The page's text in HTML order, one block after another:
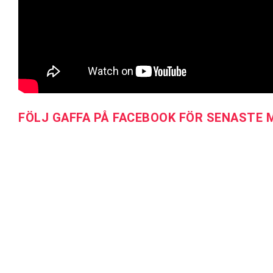
FÖLJ GAFFA PÅ FACEBOOK FÖR SENASTE